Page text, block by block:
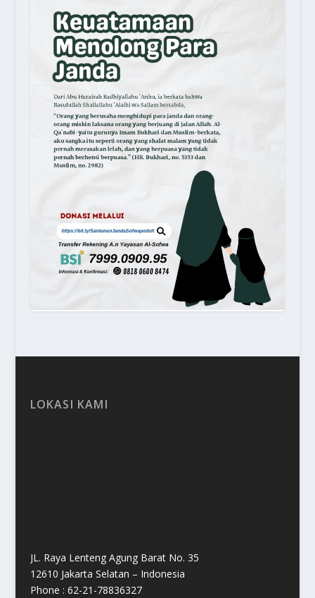
LOKASI KAMI
JL. Raya Lenteng Agung Barat No. 35
12610 Jakarta Selatan – Indonesia
Phone : 62-21-78836327